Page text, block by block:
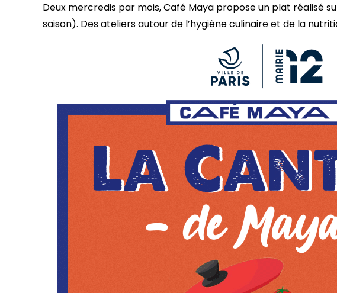
Deux mercredis par mois, Café Maya propose un plat réalisé
saison). Des ateliers autour de l’hygiène culinaire et de la